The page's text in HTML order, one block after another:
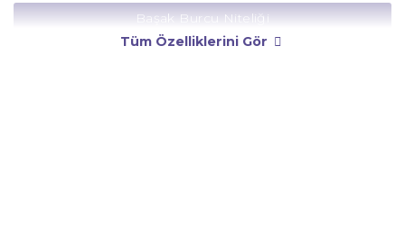
Başak Burcu Niteliği
Tüm Özelliklerini Gör